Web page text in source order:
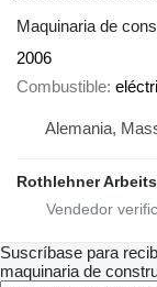
Maquinaria de
2006
Combustible
Alemania,
Rothlehner
Suscríbase para
maquinaria de